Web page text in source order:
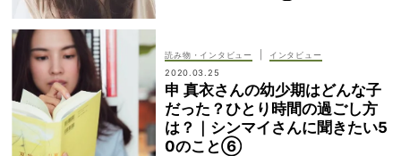
読み物・インタビュー
インタビュー
2020.03.25
申 真衣さんの幼少期はどんな子
だった？ひとり時間の過ごし方
は？｜シンマイさんに聞きたい5
0のこと⑥